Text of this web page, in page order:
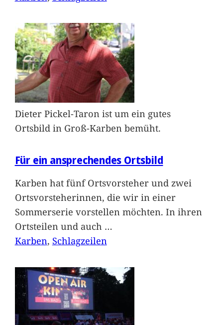
Dieter Pickel-Taron ist um ein gutes
Ortsbild in Groß-Karben bemüht.
Für ein ansprechendes Ortsbild
Karben hat fünf Ortsvorsteher und zwei
Ortsvorsteherinnen, die wir in einer
Sommerserie vorstellen möchten. In ihren
Ortsteilen und auch …
Karben, Schlagzeilen